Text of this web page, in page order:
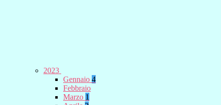
2023
Gennaio 4
Febbraio
Marzo 1